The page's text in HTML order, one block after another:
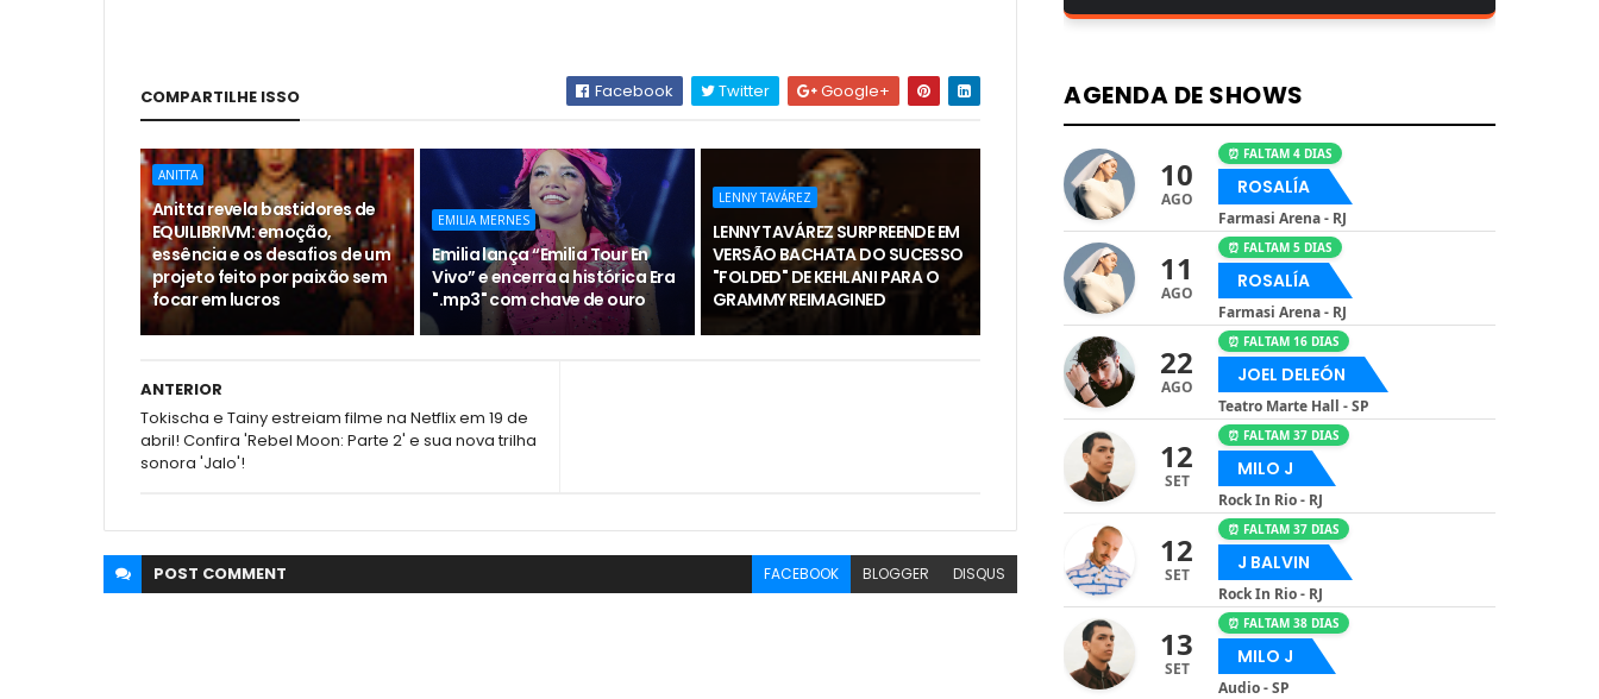
COMPARTILHE ISSO Facebook Twitter Google+
ANITTA
Anitta revela bastidores de
EQUILIBRIVM: emoção,
essência e os desafios de um
projeto feito por paixão sem
focar em lucros
EMILIA MERNES
Emilia lança “Emilia Tour En
Vivo” e encerra a histórica Era
".mp3" com chave de ouro
LENNY TAVÁREZ
LENNY TAVÁREZ SURPREENDE EM
VERSÃO BACHATA DO SUCESSO
"FOLDED" DE KEHLANI PARA O
GRAMMY REIMAGINED
ANTERIOR
Tokischa e Tainy estreiam filme na Netflix em 19 de
abril! Confira 'Rebel Moon: Parte 2' e sua nova trilha
sonora 'Jalo'!
POST COMMENT FACEBOOK BLOGGER DISQUS
AGENDA DE SHOWS
10
AGO
⏰ FALTAM 4 DIAS
ROSALÍA
Farmasi Arena - RJ
11
AGO
⏰ FALTAM 5 DIAS
ROSALÍA
Farmasi Arena - RJ
22
AGO
⏰ FALTAM 16 DIAS
JOEL DELEÓN
Teatro Marte Hall - SP
12
SET
⏰ FALTAM 37 DIAS
MILO J
Rock In Rio - RJ
12
SET
⏰ FALTAM 37 DIAS
J BALVIN
Rock In Rio - RJ
13
SET
⏰ FALTAM 38 DIAS
MILO J
Audio - SP